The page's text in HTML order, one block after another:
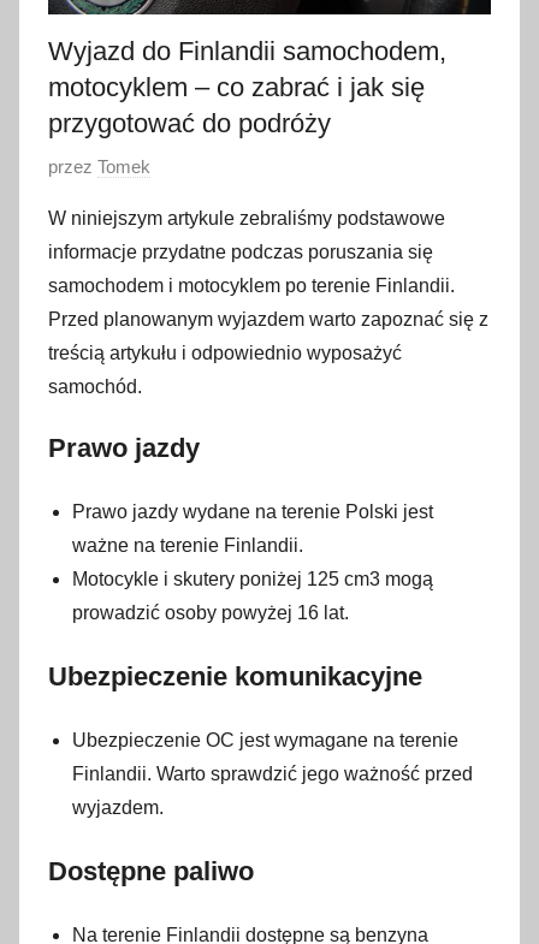
Wyjazd do Finlandii samochodem,
motocyklem – co zabrać i jak się
przygotować do podróży
O
u
b
l
i
k
o
a
o
8
y
0
przez Tomek
W niniejszym artykule zebraliśmy podstawowe
informacje przydatne podczas poruszania się
samochodem i motocyklem po terenie Finlandii.
Przed planowanym wyjazdem warto zapoznać się z
treścią artykułu i odpowiednio wyposażyć
samochód.
Prawo jazdy
Prawo jazdy wydane na terenie Polski jest
ważne na terenie Finlandii.
Motocykle i skutery poniżej 125 cm3 mogą
prowadzić osoby powyżej 16 lat.
Ubezpieczenie komunikacyjne
Ubezpieczenie OC jest wymagane na terenie
Finlandii. Warto sprawdzić jego ważność przed
wyjazdem.
Dostępne paliwo
Na terenie Finlandii dostępne są benzyna